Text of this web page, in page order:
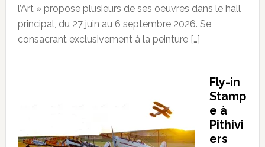
l’Art » propose plusieurs de ses oeuvres dans le hall
principal, du 27 juin au 6 septembre 2026. Se
consacrant exclusivement à la peinture […]
Fly-in
Stamp
e à
Pithivi
ers